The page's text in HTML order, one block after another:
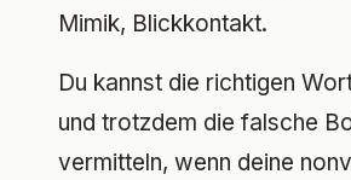
Mimik, Blickkontakt.
Du kannst die richtigen
und trotzdem die falsche
vermitteln, wenn deine